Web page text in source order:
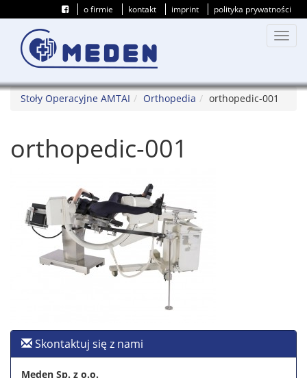
o firmie kontakt imprint polityka prywatności
Stoły Operacyjne AMTAI Orthopedia orthopedic-001
orthopedic-001
Skontaktuj się z nami
Meden Sp. z o.o.